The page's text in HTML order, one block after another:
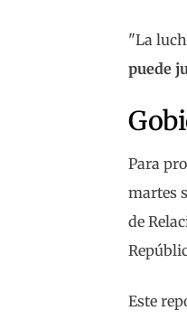
"La
puede
Para
martes
de
Este